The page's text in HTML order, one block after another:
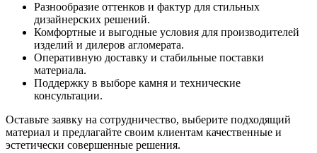
Разнообразие оттенков и фактур для стильных
дизайнерских решений.
Комфортные и выгодные условия для производителей
изделий и дилеров агломерата.
Оперативную доставку и стабильные поставки
материала.
Поддержку в выборе камня и технические
консультации.
Оставьте заявку на сотрудничество, выберите подходящий
материал и предлагайте своим клиентам качественные и
эстетически совершенные решения.